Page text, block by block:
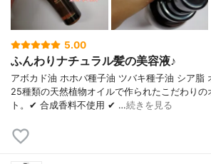
5.00
ふんわりナチュラル髪の美容液♪
アボカド油 ホホバ種子油 ツバキ種子油 シア脂
25種類の天然植物オイルで作られたこだわりの
ト。✔ 合成香料不使用 ✔ …続きを見る